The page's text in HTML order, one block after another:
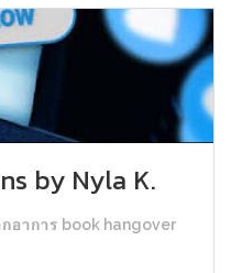
by Nyla K.
อาการ book hangover